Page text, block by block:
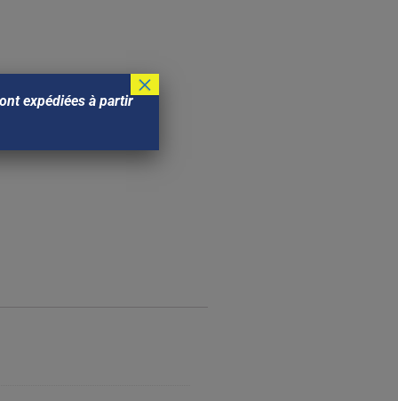
expédiées à partir
×